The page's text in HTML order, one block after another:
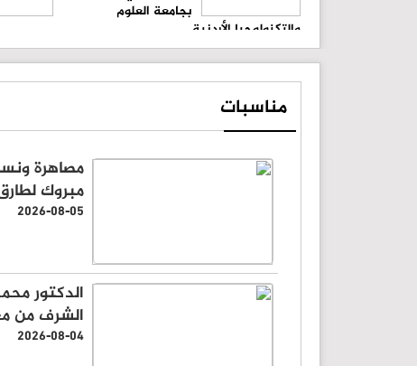
بجامعة العلوم
والتكنولوجيا الأردنية
مناسبات
مصاهرة
مبروك
2026-08-05
الدكتور
الشرف من
2026-08-04